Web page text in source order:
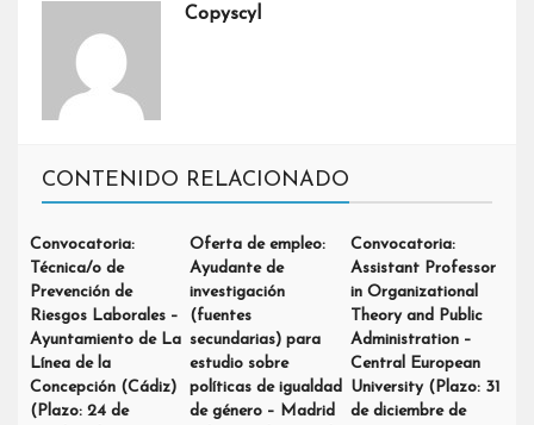
Copyscyl
CONTENIDO RELACIONADO
Convocatoria:
Técnica/o de
Prevención de
Riesgos Laborales –
Ayuntamiento de La
Línea de la
Concepción (Cádiz)
(Plazo: 24 de
Oferta de empleo:
Ayudante de
investigación
(fuentes
secundarias) para
estudio sobre
políticas de igualdad
de género – Madrid
Convocatoria:
Assistant Professor
in Organizational
Theory and Public
Administration –
Central European
University (Plazo: 31
de diciembre de